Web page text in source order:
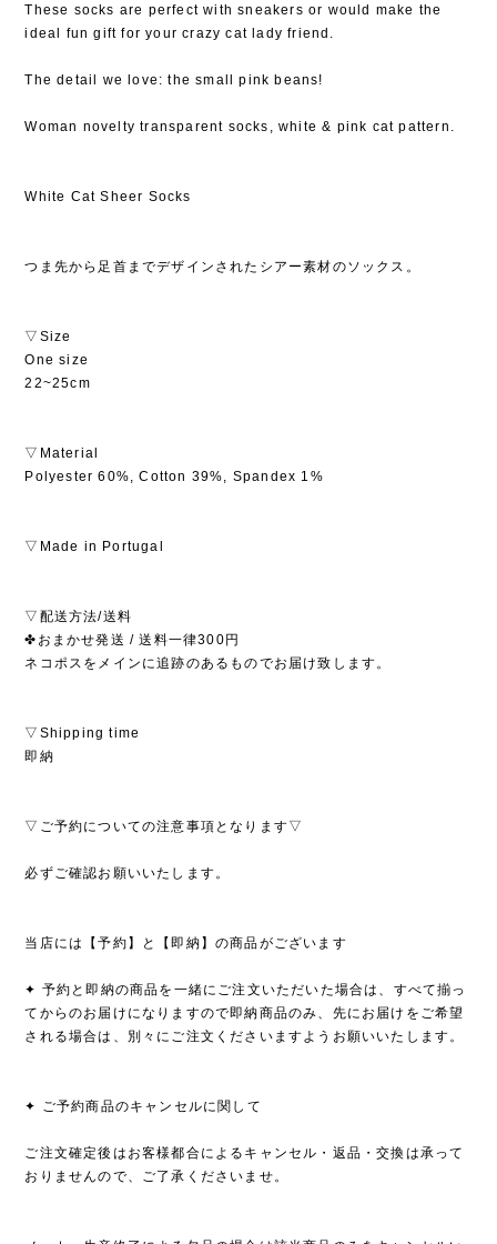
These socks are perfect with sneakers or would make the
ideal fun gift for your crazy cat lady friend.
The detail we love: the small pink beans!
Woman novelty transparent socks, white & pink cat pattern.
White Cat Sheer Socks
つま先から足首までデザインされたシアー素材のソックス。
▽Size
One size
22~25cm
▽Material
Polyester 60%, Cotton 39%, Spandex 1%
▽Made in Portugal
▽配送方法/送料
✤おまかせ発送 / 送料一律300円
ネコポスをメインに追跡のあるものでお届け致します。
▽Shipping time
即納
▽ご予約についての注意事項となります▽
必ずご確認お願いいたします。
当店には【予約】と【即納】の商品がございます
✦ 予約と即納の商品を一緒にご注文いただいた場合は、すべて揃っ
てからのお届けになりますので即納商品のみ、先にお届けをご希望
される場合は、別々にご注文くださいますようお願いいたします。
✦ ご予約商品のキャンセルに関して
ご注文確定後はお客様都合によるキャンセル・返品・交換は承って
おりませんので、ご了承くださいませ。